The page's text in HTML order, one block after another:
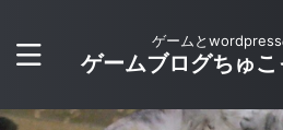
ゲームとwordpress
ゲームブログちゅ